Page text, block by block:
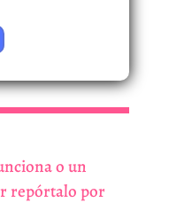
o un
repórtalo por